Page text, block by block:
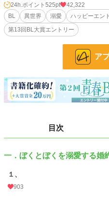
そうして生まれてすぐアリスターの婚
歳。
これまで、大切にウォルターを慈しみ
やがて来るその日を心待ちにしている。
しかし、そんな幸せな日々に一石を
を名乗る男爵令息が現れる。
改定前のものが、小説家になろうに掲
BL
24h.ポイント 525pt
42,322
BL
異世界 溺愛 ハッピーエン
第13回BL大賞エントリー
ア
目次
一．ぼくとぼくを溺愛する
１、
903